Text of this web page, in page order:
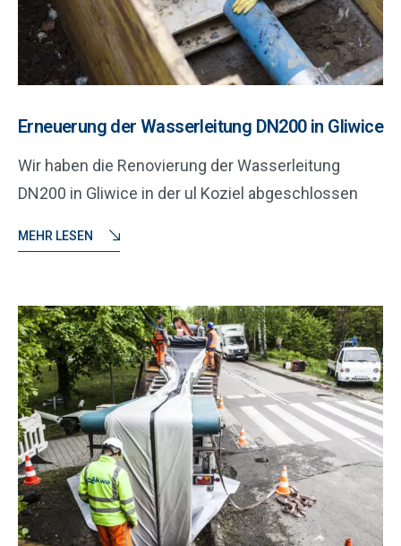
Erneuerung der Wasserleitung DN200 in Gliwice
Wir haben die Renovierung der Wasserleitung
DN200 in Gliwice in der ul Koziel abgeschlossen
MEHR LESEN